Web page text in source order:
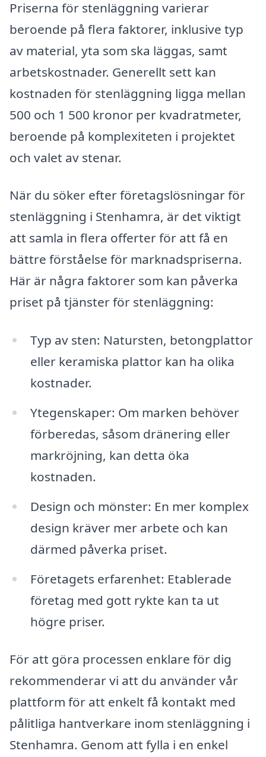
Priserna för stenläggning varierar
beroende på flera faktorer, inklusive typ
av material, yta som ska läggas, samt
arbetskostnader. Generellt sett kan
kostnaden för stenläggning ligga mellan
500 och 1 500 kronor per kvadratmeter,
beroende på komplexiteten i projektet
och valet av stenar.
När du söker efter företagslösningar för
stenläggning i Stenhamra, är det viktigt
att samla in flera offerter för att få en
bättre förståelse för marknadspriserna.
Här är några faktorer som kan påverka
priset på tjänster för stenläggning:
Typ av sten: Natursten, betongplattor
eller keramiska plattor kan ha olika
kostnader.
Ytegenskaper: Om marken behöver
förberedas, såsom dränering eller
markröjning, kan detta öka
kostnaden.
Design och mönster: En mer komplex
design kräver mer arbete och kan
därmed påverka priset.
Företagets erfarenhet: Etablerade
företag med gott rykte kan ta ut
högre priser.
För att göra processen enklare för dig
rekommenderar vi att du använder vår
plattform för att enkelt få kontakt med
pålitliga hantverkare inom stenläggning i
Stenhamra. Genom att fylla i en enkel